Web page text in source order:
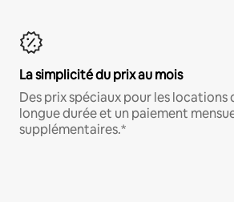
La simplicité du prix au mois
Des prix spéciaux pour les locations
longue durée et un paiement
supplémentaires.*